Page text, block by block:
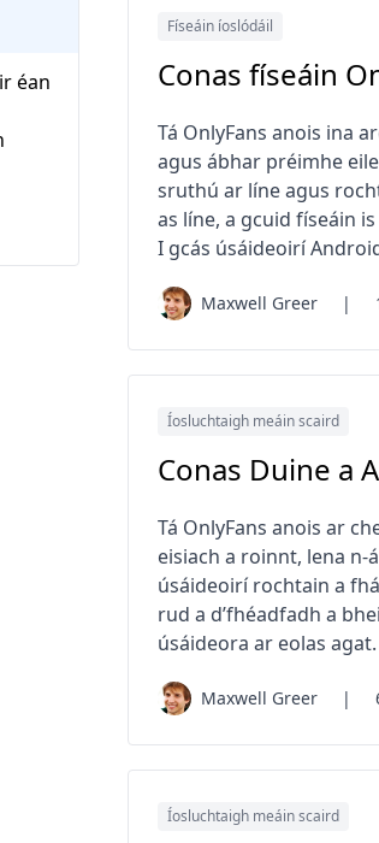
éan
Físeáin íoslódáil
Conas físeáin
Tá OnlyFans anois ina
agus ábhar préimhe
sruthú ar líne agus
as líne, a gcuid físeáin
I gcás úsáideoirí
Maxwell Greer |
Íosluchtaigh meáin scaird
Conas Duine a
Tá OnlyFans anois ar
eisiach a roinnt, lena
úsáideoirí rochtain a
rud a d’fhéadfadh a
úsáideora ar eolas
Maxwell Greer |
Íosluchtaigh meáin scaird